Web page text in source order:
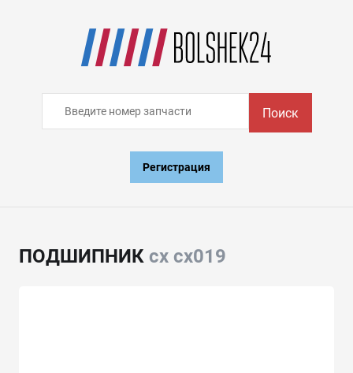
Поиск
Регистрация
ПОДШИПНИК cx cx019